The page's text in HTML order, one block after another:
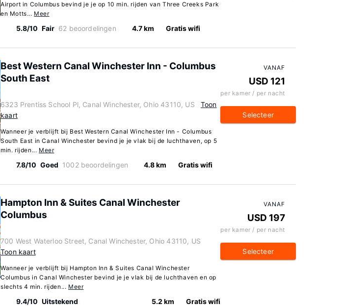
Airport in Columbus bevind je je op 10 min. rijden van Three Creeks Park
en Motts... Meer
5.8/10 Fair 62 beoordelingen 4.7 km Gratis wifi
Best Western Canal Winchester Inn - Columbus
South East
6323 Prentiss School Pl, Canal Winchester, Ohio 43110, US
Toon
kaart
Wanneer je verblijft bij Best Western Canal Winchester Inn - Columbus
South East in Canal Winchester bevind je je vlak bij de luchthaven, op 5
min. rijden... Meer
7.8/10 Goed 1002 beoordelingen 4.8 km Gratis wifi
VANAF
USD 121
per kamer / per nacht
Selecteer
Hampton Inn & Suites Canal Winchester
Columbus
700 West Waterloo Street, Canal Winchester, Ohio 43110, US
Toon kaart
Wanneer je verblijft bij Hampton Inn & Suites Canal Winchester
Columbus in Canal Winchester bevind je je vlak bij de luchthaven en op
slechts 4 min. rijden... Meer
9.4/10 Uitstekend
5.2 km Gratis wifi
VANAF
USD 197
per kamer / per nacht
Selecteer